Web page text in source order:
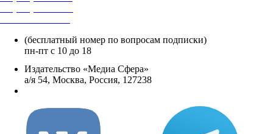
(бесплатный номер по вопросам подписки)
пн-пт с 10 до 18
Издательство «Медиа Сфера»
а/я 54, Москва, Россия, 127238